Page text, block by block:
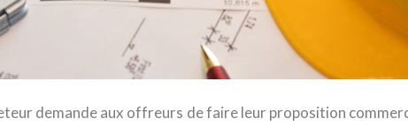
demande aux offreurs de faire leur proposition